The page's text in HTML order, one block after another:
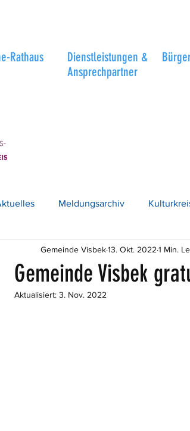
Rathaus
Dienstleistungen &
Ansprechpartner
Meldungsarchiv
Gemeinde Visbek
Gemeinde Visbek13. Okt. 2022 1 Min.
Aktualisiert: 3. Nov. 2022